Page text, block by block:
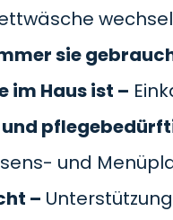
sie
im Haus ist –
und
–